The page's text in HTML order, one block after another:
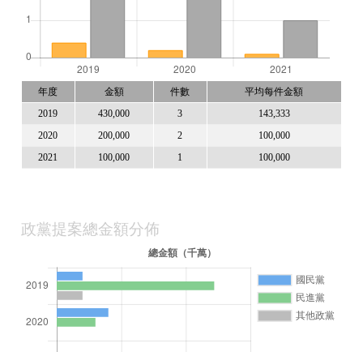
年度 金額 件數 平均每件金額
2019 430,000 3 143,333
2020 200,000 2 100,000
2021 100,000 1 100,000
政黨提案總金額分佈